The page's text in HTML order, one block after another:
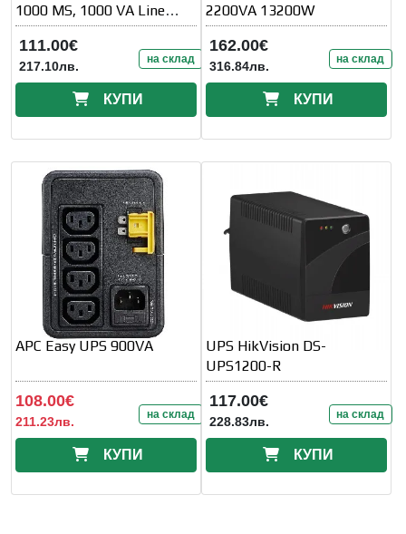
1000 MS, 1000 VA Line
Interactive
111.00€
217.10лв. на склад
КУПИ
2200VA 13200W
162.00€
316.84лв. на склад
КУПИ
APC Easy UPS 900VA
108.00€
211.23лв. на склад
КУПИ
UPS HikVision DS-
UPS1200-R
117.00€
228.83лв. на склад
КУПИ